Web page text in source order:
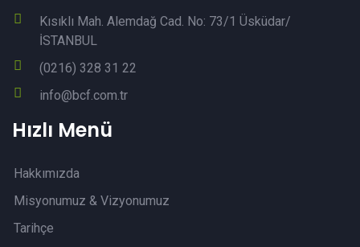
Kısıklı Mah. Alemdağ Cad. No: 73/1 Üsküdar/
İSTANBUL
(0216) 328 31 22
info@bcf.com.tr
Hızlı Menü
Hakkımızda
Misyonumuz & Vizyonumuz
Tarihçe